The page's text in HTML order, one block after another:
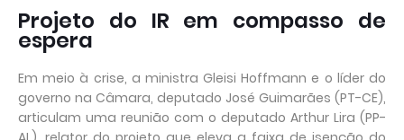
Projeto do IR em compasso de
espera
Em meio à crise, a ministra Gleisi Hoffmann e o líder do
governo na Câmara, deputado José Guimarães (PT-CE),
articulam uma reunião com o deputado Arthur Lira (PP-